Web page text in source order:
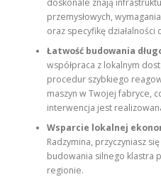
przemysłowych,
oraz specyfikę działalności
Łatwość budowania
współpraca z lokalnym
procedur szybkiego
maszyn w Twojej fabryce,
interwencja jest
Wsparcie lokalnej
Radzymina, przyczyniasz
budowania silnego klastra
regionie.